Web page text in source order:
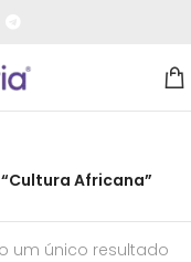
Africana”
um único resultado